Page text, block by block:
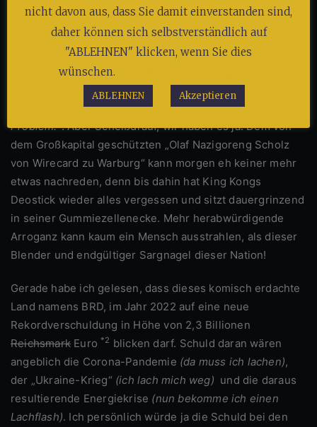
Traumschloss-Politik dieser Traumtänzer, in diesem
BRD-Traumland, während sich das bezahlende Volk
immer weiter von diesenSpinnernAbzockern abwendet!
Wie sagte doch der Ex-
Joachim Gauckler so schön:
„Die Eliten sind gar nicht das
Problem, die Bevölkerungen sind im Moment das
Problem.“. Aber Scheißdrauf, wir haben es ja. Dem von
dem Großkapital geschützten „Olaf Nazigoreng Scholz
von Wirecard zu Warburg“ kann morgen eh keiner mehr
etwas nachreden, denn bis dahin hat King Kongs
Deostick wieder alles vergessen und sitzt dauergrinzend
in seiner Gummiezellenecke. Mehr herabwürdigende
Arroganz kann kaum ein Mensch ausstrahlen, als dieser
Blender und endgültiger Sargnagel dieser Nation!
Gerade habe ich gelesen, dass dieses komisch erdachte
Land namens BRD, im Jahr 2022 auf eine neue
Rekordverschuldung in Höhe von 2,3 Billionen
Reichsmark Euro *2 blicken darf. Schuld daran wären
angeblich die Corona-Pandemie (da muss ich lachen),
der „Ukraine-Krieg“ (ich lach mich weg) und die daraus
resultierende Energiekrise (nun bekomme ich einen
Lachflash). Ich persönlich würde ja die Schuld bei den
nicht davon aus, dass Sie damit einverstanden sind,
daher können sich selbstverständlich auf
"ABLEHNEN" klicken, wenn Sie dies
wünschen.
ABLEHNEN Akzeptieren